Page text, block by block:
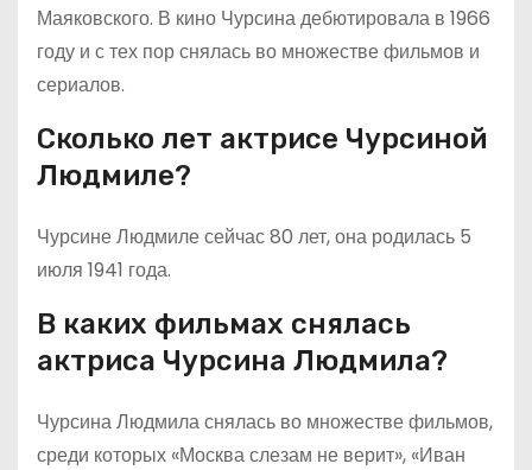
Маяковского. В кино Чурсина дебютировала в 1966
году и с тех пор снялась во множестве фильмов и
сериалов.
Сколько лет актрисе Чурсиной
Людмиле?
Чурсине Людмиле сейчас 80 лет, она родилась 5
июля 1941 года.
В каких фильмах снялась
актриса Чурсина Людмила?
Чурсина Людмила снялась во множестве фильмов,
среди которых «Москва слезам не верит», «Иван